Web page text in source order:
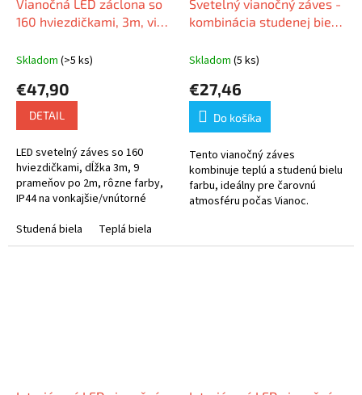
Vianočná LED záclona so
160 hviezdičkami, 3m, viac
Skladom (>5 ks)
€47,90
DETAIL
LED svetelný záves so 160
hviezdičkami, dĺžka 3m, 9
prameňov po 2m, rôzne farby,
IP44 na vonkajšie/vnútorné
Studená biela
Teplá biela
Svetelný vianočný záves -
kombinácia studenej bielej
208 LED
Skladom (5 ks)
€27,46
Do košíka
Tento vianočný záves
kombinuje teplú a studenú bielu
farbu, ideálny pre čarovnú
atmosféru počas Vianoc.